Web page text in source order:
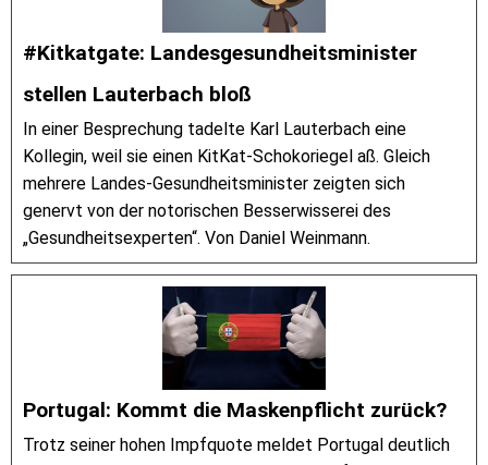
#Kitkatgate: Landesgesundheitsminister
stellen Lauterbach bloß
In einer Besprechung tadelte Karl Lauterbach eine
Kollegin, weil sie einen KitKat-Schokoriegel aß. Gleich
mehrere Landes-Gesundheitsminister zeigten sich
genervt von der notorischen Besserwisserei des
„Gesundheitsexperten“. Von Daniel Weinmann.
Portugal: Kommt die Maskenpflicht zurück?
Trotz seiner hohen Impfquote meldet Portugal deutlich